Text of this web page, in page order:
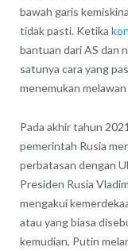
bawah garis
tidak pasti. Ketika
bantuan dari AS dan
satunya cara yang
menemukan
Pada akhir tahun
pemerintah Rusia
perbatasan dengan
Presiden Rusia
mengakui
atau yang biasa
kemudian, Putin